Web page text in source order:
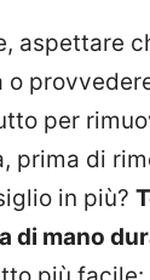
aspettare
o
per
prima di
in più?
di mano